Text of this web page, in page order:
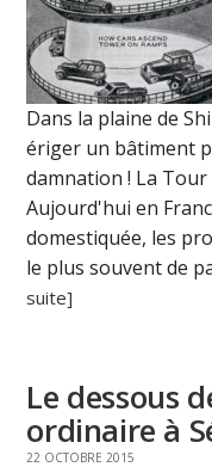
Dans la plaine de
ériger un bâtiment
damnation ! La Tour
Aujourd'hui en
domestiquée, les
le plus souvent de
suite]
Le dessous
ordinaire à
22 OCTOBRE 2015